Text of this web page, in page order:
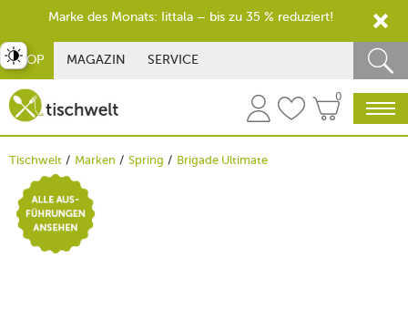
SHOP MAGAZIN SERVICE
0
Tischwelt Marken Spring Brigade Ultimate
umschalten
Marke des Monats: Iittala – bis zu 35 % reduziert!